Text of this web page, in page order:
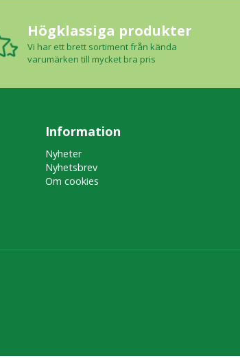
Högklassiga produkter
Vi har ett brett sortiment från kända
varumärken till mycket bra pris
Information
Nyheter
Nyhetsbrev
Om cookies